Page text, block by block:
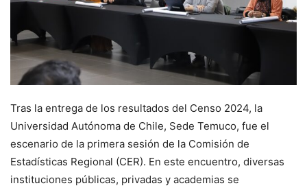
Tras la entrega de los resultados del Censo 2024, la
Universidad Autónoma de Chile, Sede Temuco, fue el
escenario de la primera sesión de la Comisión de
Estadísticas Regional (CER). En este encuentro, diversas
instituciones públicas, privadas y academias se